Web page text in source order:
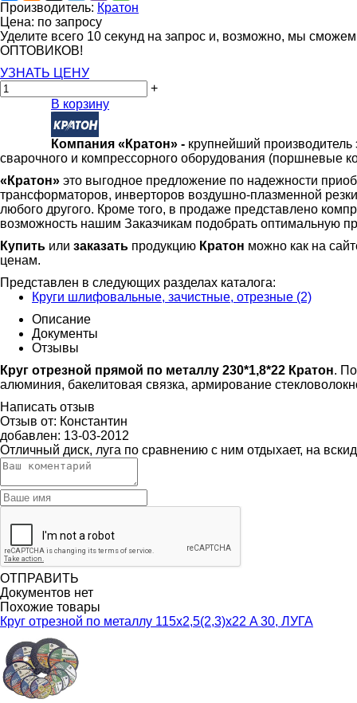
Производитель: Кратон
Цена: по запросу
Уделите всего 10 секунд на запрос и, возможно, мы
ОПТОВИКОВ!
УЗНАТЬ ЦЕНУ
+
В корзину
Компания «Кратон» - крупнейший производитель
сварочного и компрессорного оборудования (поршневые
«Кратон» это выгодное предложение по надежности
трансформаторов, инверторов воздушно-плазменной
любого другого. Кроме того, в продаже представлено
возможность нашим Заказчикам подобрать оптимальную
Купить или заказать продукцию Кратон можно как на
ценам.
Представлен в следующих разделах каталога:
Круги шлифовальные, зачистные, отрезные (2)
Описание
Документы
Отзывы
Круг отрезной прямой по металлу 230*1,8*22 Кратон.
алюминия, бакелитовая связка, армирование
Написать отзыв
Отзыв от: Константин
добавлен: 13-03-2012
Отличный диск, луга по сравнению с ним отдыхает, на
ОТПРАВИТЬ
Документов нет
Похожие товары
Круг отрезной по металлу 115х2,5(2,3)х22 A 30, ЛУГА